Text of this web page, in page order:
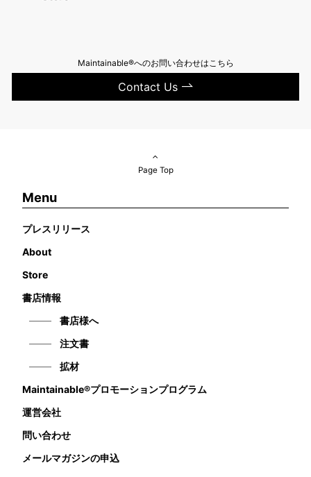
Maintainable®へのお問い合わせはこちら
Contact Us
Page Top
Menu
プレスリリース
About
Store
書店情報
書店様へ
注文書
拡材
Maintainable®プロモーションプログラム
運営会社
問い合わせ
メールマガジンの申込